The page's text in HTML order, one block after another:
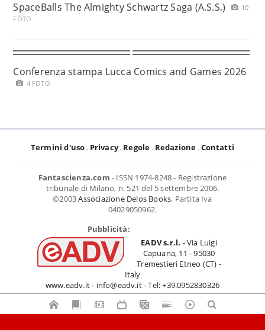
SpaceBalls The Almighty Schwartz Saga (A.S.S.)
10
FOTO
Conferenza stampa Lucca Comics and Games 2026
4 FOTO
Termini d'uso Privacy Regole Redazione Contatti
Fantascienza.com - ISSN 1974-8248 - Registrazione
tribunale di Milano, n. 521 del 5 settembre 2006.
©2003Associazione Delos Books. Partita Iva
04029050962.
Pubblicità:
EADV s.r.l. - Via Luigi
Capuana, 11 - 95030
Tremestieri Etneo (CT) -
Italy
www.eadv.it - info@eadv.it - Tel: +39.0952830326